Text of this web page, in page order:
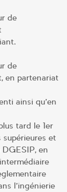
de
de
en partenariat
ainsi qu’en
tard le 1er
supérieures et
en
l’ingénierie